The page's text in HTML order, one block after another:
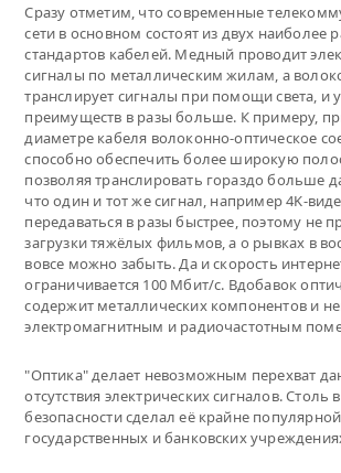
Сразу отметим, что современные
сети в основном состоят из двух наиболее
стандартов кабелей. Медный проводит
сигналы по металлическим жилам, а
транслирует сигналы при помощи света, и
преимуществ в разы больше. К примеру,
диаметре кабеля волоконно-оптическое
способно обеспечить более широкую
позволяя транслировать гораздо больше
что один и тот же сигнал, например 4K-
передаваться в разы быстрее, поэтому не
загрузки тяжёлых фильмов, а о рывках в
вовсе можно забыть. Да и скорость
ограничивается 100 Мбит/с. Вдобавок
содержит металлических компонентов и
электромагнитным и радиочастотным
"Оптика" делает невозможным перехват
отсутствия электрических сигналов. Столь
безопасности сделал её крайне
государственных и банковских